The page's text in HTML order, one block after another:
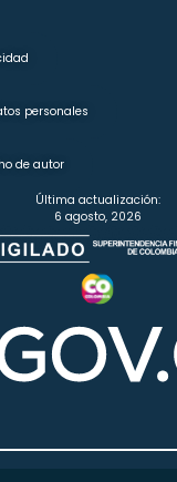
personales
de autor
Última actualización:
6 agosto, 2026